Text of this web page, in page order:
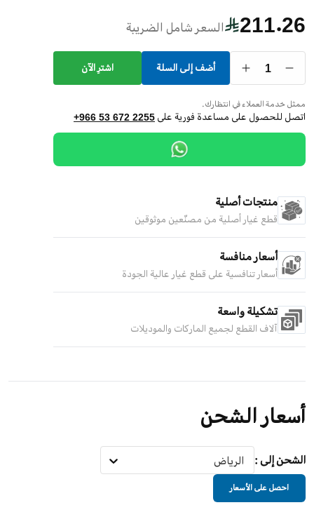
211.26 السعر شامل الضريبة
1 أضف إلى السلة اشترِ الآن
ممثل خدمة العملاء في انتظارك.
اتصل للحصول على مساعدة فورية على +966 53 672 2255
منتجات أصلية
قطع غيار أصلية من مصنّعين موثوقين
أسعار منافسة
أسعار تنافسية على قطع غيار عالية الجودة
تشكيلة واسعة
آلاف القطع لجميع الماركات والموديلات
أسعار الشحن
الشحن إلى : الرياض
احصل على الأسعار